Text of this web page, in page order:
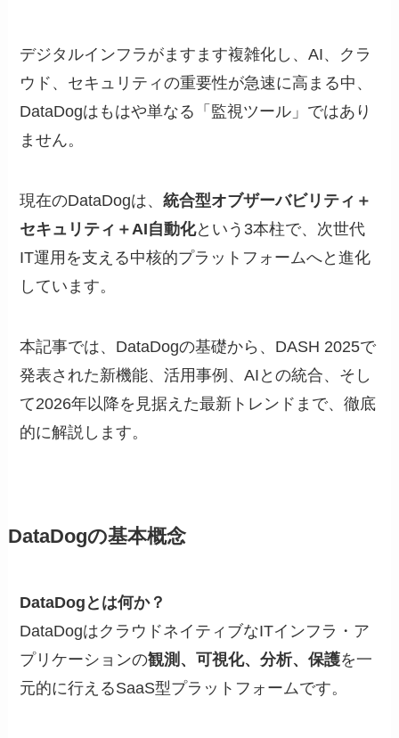
デジタルインフラがますます複雑化し、AI、クラ
ウド、セキュリティの重要性が急速に高まる中、
DataDogはもはや単なる「監視ツール」ではあり
ません。
現在のDataDogは、統合型オブザーバビリティ＋
セキュリティ＋AI自動化という3本柱で、次世代
IT運用を支える中核的プラットフォームへと進化
しています。
本記事では、DataDogの基礎から、DASH 2025で
発表された新機能、活用事例、AIとの統合、そし
て2026年以降を見据えた最新トレンドまで、徹底
的に解説します。
DataDogの基本概念
DataDogとは何か？
DataDogはクラウドネイティブなITインフラ・ア
プリケーションの観測、可視化、分析、保護を一
元的に行えるSaaS型プラットフォームです。